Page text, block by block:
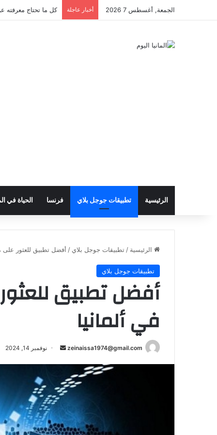
الجمعة, أغسطس 7 2026 أخبار عاجلة كل ما تحتاج معرفته
الرئيسية تطبيقات جوجل بلاي فرنسا الحياة في
الرئيسية / تطبيقات جوجل بلاي / أفضل تطبيق للعثور على
تطبيقات جوجل بلاي
أفضل تطبيق
في ألمانيا
zeinaissa1974@gmail.com
أرسل نوفمبر 14, 2024